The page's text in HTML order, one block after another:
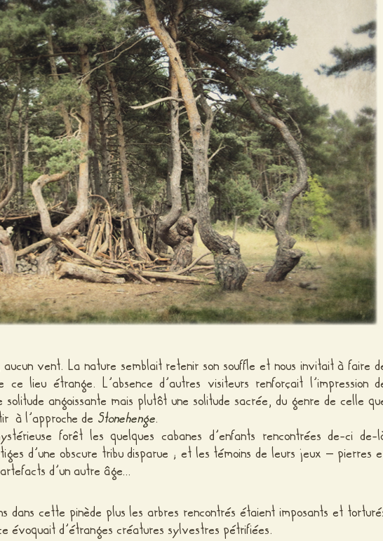
aucun vent. La nature semblait retenir son souffle et nous invitait à faire
lieu étrange. L’absence d’autres visiteurs renforçait l’impression
solitude angoissante mais plutôt une solitude sacrée, du genre de celle
à l’approche de Stonehenge.
forêt les quelques cabanes d’enfants rencontrées de-ci de-
d’une obscure tribu disparue ; et les témoins de leurs jeux – pierres
d’un autre âge…
dans cette pinède plus les arbres rencontrés étaient imposants et
évoquait d’étranges créatures sylvestres pétrifiées.